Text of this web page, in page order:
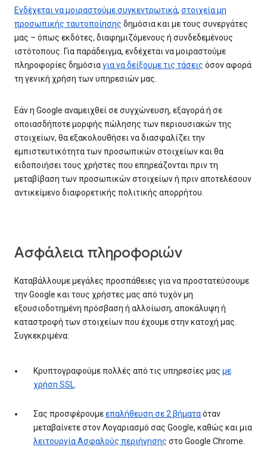
Ενδέχεται να μοιραστούμε συγκεντρωτικά, στοιχεία μη
προσωπικής ταυτοποίησης δημόσια και με τους συνεργάτες
μας – όπως εκδότες, διαφημιζόμενους ή συνδεδεμένους
ιστότοπους. Για παράδειγμα, ενδέχεται να μοιραστούμε
πληροφορίες δημόσιαγια να δείξουμε τις τάσεις όσον αφορά
τη γενική χρήση των υπηρεσιών μας.
Εάν η Google αναμειχθεί σε συγχώνευση, εξαγορά ή σε
οποιασδήποτε μορφής πώλησης των περιουσιακών της
στοιχείων, θα εξακολουθήσει να διασφαλίζει την
εμπιστευτικότητα των προσωπικών στοιχείων και θα
ειδοποιήσει τους χρήστες που επηρεάζονται πριν τη
μεταβίβαση των προσωπικών στοιχείων ή πριν αποτελέσουν
αντικείμενο διαφορετικής πολιτικής απορρήτου.
Ασφάλεια πληροφοριών
Καταβάλλουμε μεγάλες προσπάθειες για να προστατεύσουμε
την Google και τους χρήστες μας από τυχόν μη
εξουσιοδοτημένη πρόσβαση ή αλλοίωση, αποκάλυψη ή
καταστροφή των στοιχείων που έχουμε στην κατοχή μας.
Συγκεκριμένα:
Κρυπτογραφούμε πολλές από τις υπηρεσίες μας με
χρήση SSL.
Σας προσφέρουμεεπαλήθευση σε 2 βήματαόταν
μεταβαίνετε στον Λογαριασμό σας Google, καθώς και μια
λειτουργία Ασφαλούς περιήγησης στο Google Chrome.